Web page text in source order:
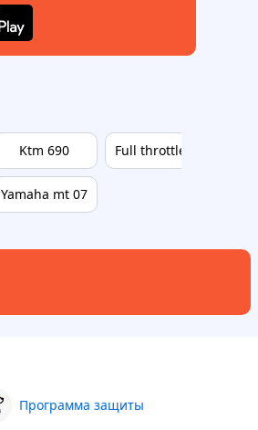
Ktm 690
Yamaha mt 07
Full throttle
Программа защиты